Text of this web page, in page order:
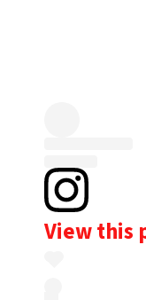
View this